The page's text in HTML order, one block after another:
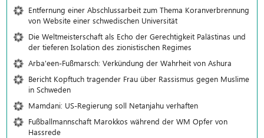
Entfernung einer Abschlussarbeit zum Thema Koranverbrennung
von Website einer schwedischen Universität
Die Weltmeisterschaft als Echo der Gerechtigkeit Palästinas und
der tieferen Isolation des zionistischen Regimes
Arba'een-Fußmarsch: Verkündung der Wahrheit von Ashura
Bericht Kopftuch tragender Frau über Rassismus gegen Muslime
in Schweden
Mamdani: US-Regierung soll Netanjahu verhaften
Fußballmannschaft Marokkos während der WM Opfer von
Hassrede